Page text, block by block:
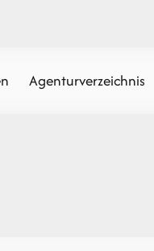
Agenturverzeichnis